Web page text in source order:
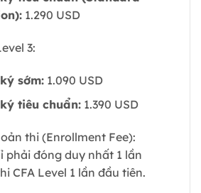
1.290 USD
3:
sớm:1.090 USD
tiêu chuẩn:1.390 USD
thi (Enrollment Fee):
phải đóng duy nhất 1 lần
CFA Level 1 lần đầu tiên.